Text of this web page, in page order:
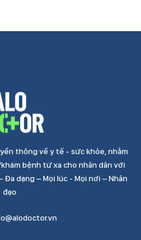
thông về y tế - sức khỏe, nhằm
bệnh từ xa cho nhân dân với
dạng – Mọi lúc - Mọi nơi – Nhân
đạo